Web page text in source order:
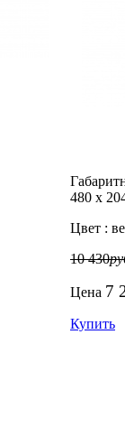
480 х
Цвет :
10 430
Цена 7
Купить